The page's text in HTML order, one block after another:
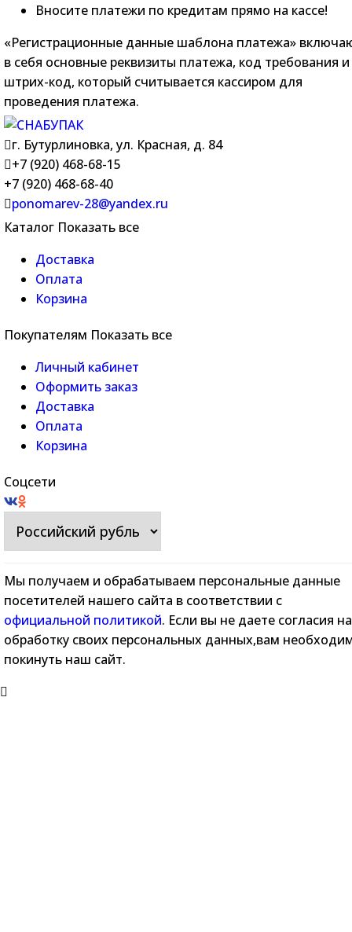
Вносите платежи по кредитам прямо на кассе!
«Регистрационные данные шаблона платежа»
в себя основные реквизиты платежа, код требования и
штрих-код, который считывается кассиром для
проведения платежа.
г. Бутурлиновка, ул. Красная, д. 84
+7 (920) 468-68-15
+7 (920) 468-68-40
ponomarev-28@yandex.ru
Каталог Показать все
Доставка
Оплата
Корзина
Покупателям Показать все
Личный кабинет
Оформить заказ
Доставка
Оплата
Корзина
Соцсети
Мы получаем и обрабатываем персональные данные
посетителей нашего сайта в соответствии с
официальной политикой. Если вы не даете согласия на
обработку своих персональных данных,вам
покинуть наш сайт.